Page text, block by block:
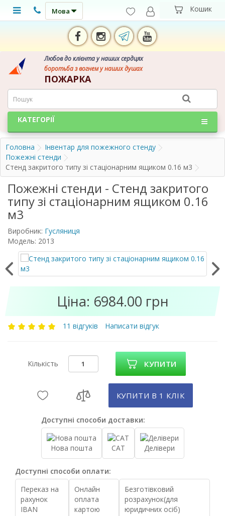
Мова
Любов до клієнта у наших сердцях
боротьба з вогнем у наших душах
ПОЖАРКА
КАТЕГОРІЇ
Головна
Інвентар для пожежного стенду
Пожежні стенди
Стенд закритого типу зі стаціонарним ящиком 0.16 м3
Пожежні стенди - Стенд закритого
типу зі стаціонарним ящиком 0.16
м3
Виробник: Гусляниця
Модель: 2013
Ціна: 6984.00 грн
11 відгуків Написати відгук
Кількість КУПИТИ
КУПИТИ В 1 КЛIК
Доступні способи доставки:
Нова пошта САТ Делівери
Доступні способи оплати:
Переказ на
рахунок
IBAN
Онлайн
оплата
картою
Безготівковий
розрахунок(для
юридичних осіб)